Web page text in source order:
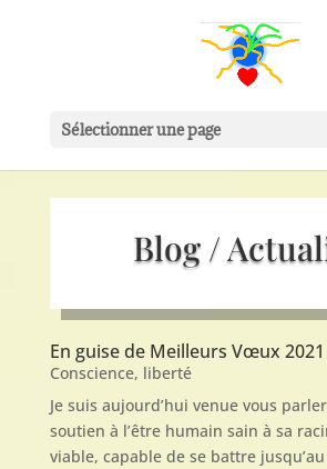
Sélectionner une page
Blog /
En guise de Meilleurs Vœux 2021
Conscience, liberté
Je suis aujourd’hui venue vous
soutien à l’être humain sain à sa
viable, capable de se battre